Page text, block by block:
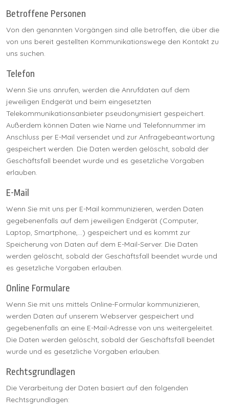
Betroffene Personen
Von den genannten Vorgängen sind alle betroffen, die über die
von uns bereit gestellten Kommunikationswege den Kontakt zu
uns suchen.
Telefon
Wenn Sie uns anrufen, werden die Anrufdaten auf dem
jeweiligen Endgerät und beim eingesetzten
Telekommunikationsanbieter pseudonymisiert gespeichert.
Außerdem können Daten wie Name und Telefonnummer im
Anschluss per E-Mail versendet und zur Anfragebeantwortung
gespeichert werden. Die Daten werden gelöscht, sobald der
Geschäftsfall beendet wurde und es gesetzliche Vorgaben
erlauben.
E-Mail
Wenn Sie mit uns per E-Mail kommunizieren, werden Daten
gegebenenfalls auf dem jeweiligen Endgerät (Computer,
Laptop, Smartphone,…) gespeichert und es kommt zur
Speicherung von Daten auf dem E-Mail-Server. Die Daten
werden gelöscht, sobald der Geschäftsfall beendet wurde und
es gesetzliche Vorgaben erlauben.
Online Formulare
Wenn Sie mit uns mittels Online-Formular kommunizieren,
werden Daten auf unserem Webserver gespeichert und
gegebenenfalls an eine E-Mail-Adresse von uns weitergeleitet.
Die Daten werden gelöscht, sobald der Geschäftsfall beendet
wurde und es gesetzliche Vorgaben erlauben.
Rechtsgrundlagen
Die Verarbeitung der Daten basiert auf den folgenden
Rechtsgrundlagen: